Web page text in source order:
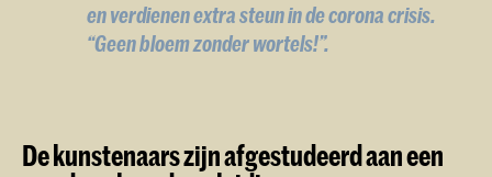
en verdienen extra steun in de corona crisis.
“Geen bloem zonder wortels!”.
De kunstenaars zijn afgestudeerd aan een